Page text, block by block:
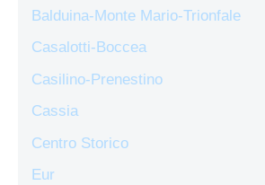
Balduina-Monte Mario-Trionfale
Casalotti-Boccea
Casilino-Prenestino
Cassia
Centro Storico
Eur